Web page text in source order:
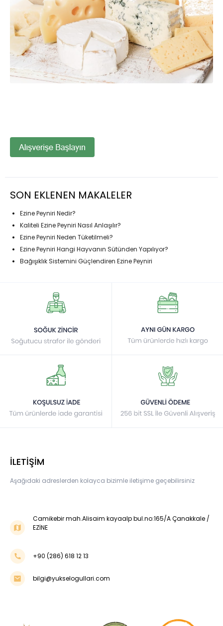
SON EKLENEN MAKALELER
Ezine Peyniri Nedir?
Kaliteli Ezine Peyniri Nasıl Anlaşılır?
Ezine Peyniri Neden Tüketilmeli?
Ezine Peyniri Hangi Hayvanın Sütünden Yapılıyor?
Bağışıklık Sistemini Güçlendiren Ezine Peyniri
İLETİŞİM
Aşağıdaki adreslerden kolayca bizimle iletişime geçebilirsiniz
Camikebir mah.Alisaim kayaalp bul.no:165/A Çanakkale /
EZİNE
+90 (286) 618 12 13
bilgi@yukselogullari.com